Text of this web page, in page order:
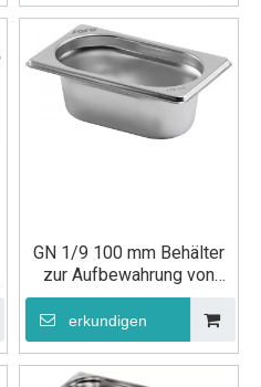
GN 1/9 100 mm Behälter
zur Aufbewahrung von
Eiscreme
erkundigen